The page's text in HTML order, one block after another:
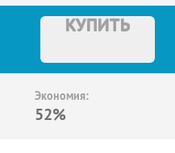
КУПИТЬ
Экономия:
52%